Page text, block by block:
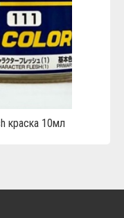
краска 10мл